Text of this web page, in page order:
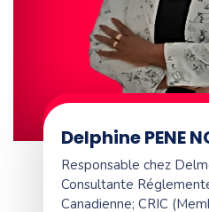
Delphine PENE
Responsable chez
Consultante
Canadienne; CRIC